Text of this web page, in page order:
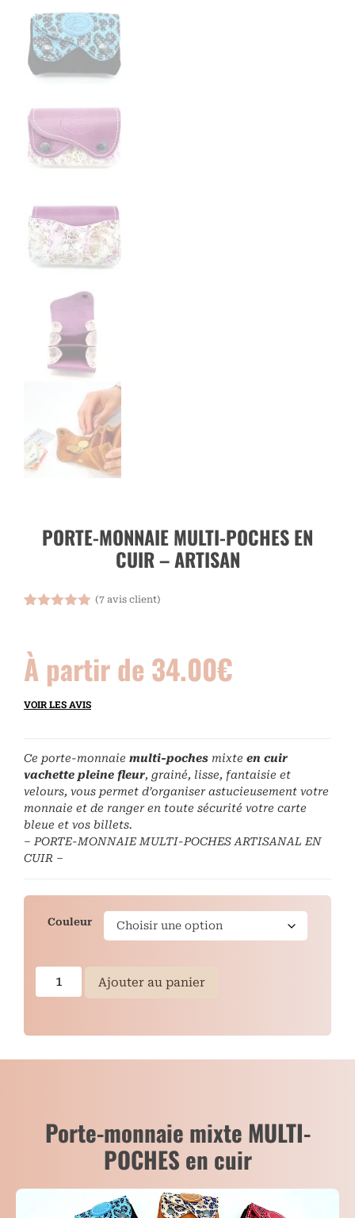
PORTE-MONNAIE MULTI-POCHES EN
CUIR – ARTISAN
notations
client
(7 avis client)
À partir de 34.00€
VOIR LES AVIS
Ce porte-monnaie multi-poches mixte en cuir
vachette pleine fleur, grainé, lisse, fantaisie et
velours, vous permet d’organiser astucieusement votre
monnaie et de ranger en toute sécurité votre carte
bleue et vos billets.
– PORTE-MONNAIE MULTI-POCHES ARTISANAL EN
CUIR –
Couleur
Ajouter au panier
Porte-monnaie mixte MULTI-
POCHES en cuir